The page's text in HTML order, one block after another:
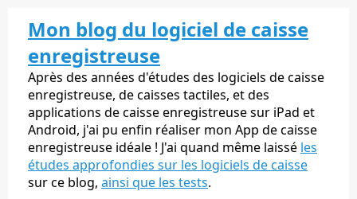
Mon blog du logiciel de caisse
enregistreuse
Après des années d'études des logiciels de caisse
enregistreuse, de caisses tactiles, et des
applications de caisse enregistreuse sur iPad et
Android, j'ai pu enfin réaliser mon App de caisse
enregistreuse idéale ! J'ai quand même laissé les
études approfondies sur les logiciels de caisse
sur ce blog, ainsi que les tests.